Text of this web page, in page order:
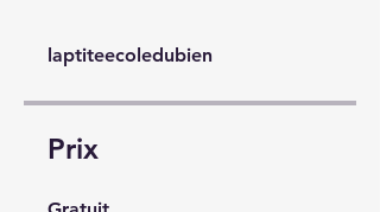
laptiteecoledubien
Prix